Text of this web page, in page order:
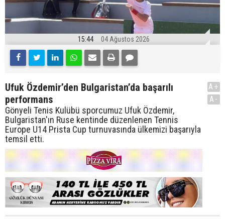
15:44 04 Ağustos 2026
Ufuk Özdemir’den Bulgaristan’da başarılı
performans
Gönyeli Tenis Kulübü sporcumuz Ufuk Özdemir,
Bulgaristan'ın Ruse kentinde düzenlenen Tennis
Europe U14 Prista Cup turnuvasında ülkemizi başarıyla
temsil etti.
A+
A-